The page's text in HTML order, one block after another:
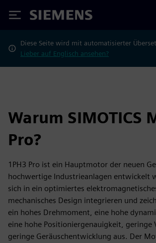
Siemens
Diese Seite wird mit automatisierter
Lieber auf Englisch ansehen?
Warum SIMOTICS
Pro?
1PH3 Pro ist ein Hauptmotor der neuen
hochwertige Industrieanlagen entwickelt
sich in ein optimiertes
mechanisches Design integrieren und
ein hohes Drehmoment, eine hohe
eine hohe Positioniergenauigkeit, geringe
geringe Geräuschentwicklung aus. Der